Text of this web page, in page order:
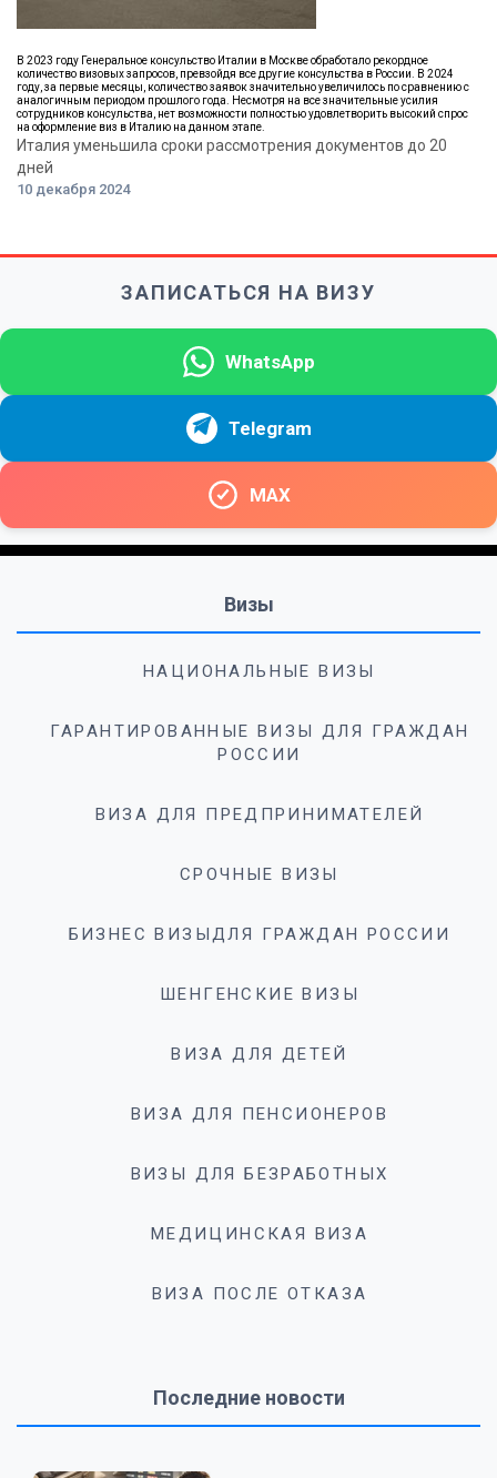
В 2023 году Генеральное консульство Италии в Москве обработало рекордное
количество визовых запросов, превзойдя все другие консульства в России. В 2024
году, за первые месяцы, количество заявок значительно увеличилось по сравнению с
аналогичным периодом прошлого года. Несмотря на все значительные усилия
сотрудников консульства, нет возможности полностью удовлетворить высокий спрос
на оформление виз в Италию на данном этапе.
Италия уменьшила сроки рассмотрения документов до 20
дней
10 декабря 2024
ЗАПИСАТЬСЯ НА ВИЗУ
WhatsApp
Telegram
MAX
Визы
НАЦИОНАЛЬНЫЕ ВИЗЫ
ГАРАНТИРОВАННЫЕ ВИЗЫ ДЛЯ ГРАЖДАН
РОССИИ
ВИЗА ДЛЯ ПРЕДПРИНИМАТЕЛЕЙ
СРОЧНЫЕ ВИЗЫ
БИЗНЕС ВИЗЫДЛЯ ГРАЖДАН РОССИИ
ШЕНГЕНСКИЕ ВИЗЫ
ВИЗА ДЛЯ ДЕТЕЙ
ВИЗА ДЛЯ ПЕНСИОНЕРОВ
ВИЗЫ ДЛЯ БЕЗРАБОТНЫХ
МЕДИЦИНСКАЯ ВИЗА
ВИЗА ПОСЛЕ ОТКАЗА
Последние новости